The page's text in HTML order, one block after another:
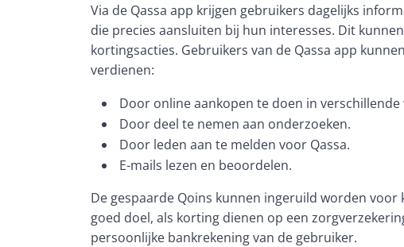
Via de Qassa app krijgen gebruikers dagelijks
die precies aansluiten bij hun interesses. Dit
kortingsacties. Gebruikers van de Qassa app
verdienen:
Door online aankopen te doen in verschillende
Door deel te nemen aan onderzoeken.
Door leden aan te melden voor Qassa.
E-mails lezen en beoordelen.
De gespaarde Qoins kunnen ingeruild worden
goed doel, als korting dienen op een
persoonlijke bankrekening van de gebruiker.